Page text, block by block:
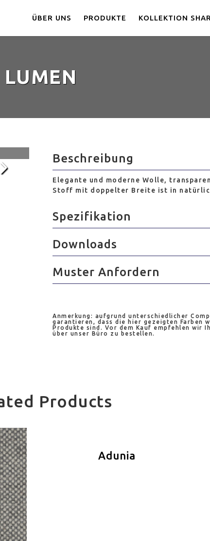
ÜBER UNS PRODUKTE KOLLEKTION
LUMEN
Beschreibung
Elegante und moderne Wolle,
Stoff mit doppelter Breite ist in
Spezifikation
Downloads
Muster Anfordern
Anmerkung: aufgrund unterschiedlicher
garantieren, dass die hier gezeigten Farben
Produkte sind. Vor dem Kauf empfehlen wir
über unser Büro zu bestellen.
Products
Adunia